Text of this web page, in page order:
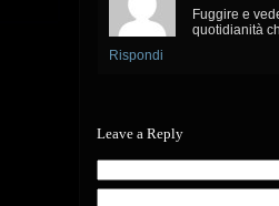
Fuggire e
quotidianità
Rispondi
Leave a Reply